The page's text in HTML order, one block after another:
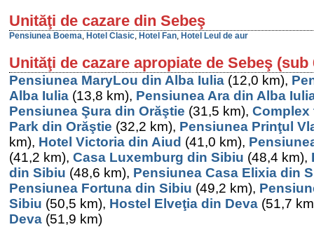
Unităţi de cazare din Sebeş
Pensiunea Boema, Hotel Clasic, Hotel Fan, Hotel Leul de aur
Unităţi de cazare apropiate de Sebeş (sub
Pensiunea MaryLou din Alba Iulia (12,0 km),
Alba Iulia (13,8 km), Pensiunea Ara din Alba
Pensiunea Şura din Orăştie (31,5 km), Complex
Park din Orăştie (32,2 km), Pensiunea Prinţul
km), Hotel Victoria din Aiud (41,0 km),
(41,2 km), Casa Luxemburg din Sibiu (48,4 km),
din Sibiu (48,6 km), Pensiunea Casa Elixia din
Pensiunea Fortuna din Sibiu (49,2 km),
Sibiu (50,5 km), Hostel Elveţia din Deva (51,7
Deva (51,9 km)